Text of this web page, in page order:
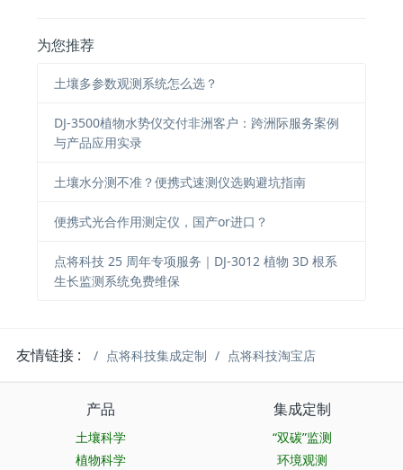
为您推荐
土壤多参数观测系统怎么选？
DJ-3500植物水势仪交付非洲客户：跨洲际服务案例
与产品应用实录
土壤水分测不准？便携式速测仪选购避坑指南
便携式光合作用测定仪，国产or进口？
点将科技 25 周年专项服务｜DJ-3012 植物 3D 根系
生长监测系统免费维保
友情链接 : 点将科技集成定制 点将科技淘宝店
产品
土壤科学
植物科学
集成定制
“双碳”监测
环境观测